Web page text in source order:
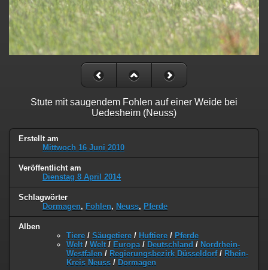
Stute mit saugendem Fohlen auf einer Weide bei
Uedesheim (Neuss)
Erstellt am
Mittwoch 16 Juni 2010
Veröffentlicht am
Dienstag 8 April 2014
Schlagwörter
Dormagen, Fohlen, Neuss, Pferde
Alben
Tiere / Säugetiere / Huftiere / Pferde
Welt / Welt / Europa / Deutschland / Nordrhein-
Westfalen / Regierungsbezirk Düsseldorf/ Rhein-
Kreis Neuss / Dormagen